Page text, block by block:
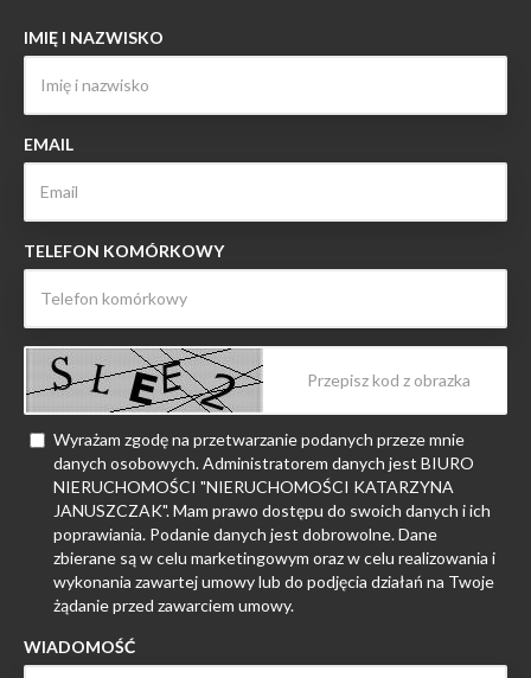
IMIĘ I NAZWISKO
EMAIL
TELEFON KOMÓRKOWY
Wyrażam zgodę na przetwarzanie podanych przeze mnie
danych osobowych. Administratorem danych jest BIURO
NIERUCHOMOŚCI "NIERUCHOMOŚCI KATARZYNA
JANUSZCZAK". Mam prawo dostępu do swoich danych i ich
poprawiania. Podanie danych jest dobrowolne. Dane
zbierane są w celu marketingowym oraz w celu realizowania i
wykonania zawartej umowy lub do podjęcia działań na Twoje
żądanie przed zawarciem umowy.
WIADOMOŚĆ